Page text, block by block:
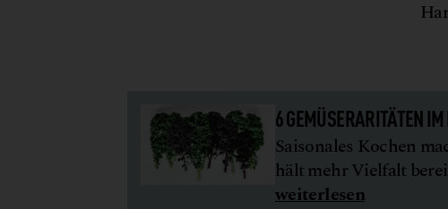
6 GEMÜSERARITÄTEN
Saisonales Kochen
hält mehr Vielfalt
weiterlesen